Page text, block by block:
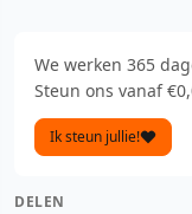
We werken 365
Steun ons vanaf
Ik steun jullie!
DELEN